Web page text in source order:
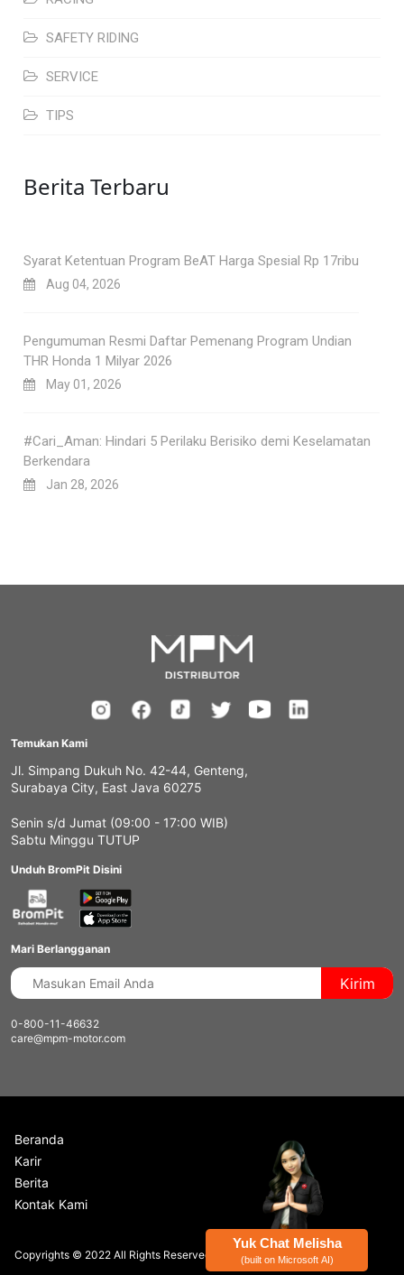
SAFETY RIDING
SERVICE
TIPS
Berita Terbaru
Syarat Ketentuan Program BeAT Harga Spesial Rp 17ribu
Aug 04, 2026
Pengumuman Resmi Daftar Pemenang Program Undian
THR Honda 1 Milyar 2026
May 01, 2026
#Cari_Aman: Hindari 5 Perilaku Berisiko demi Keselamatan
Berkendara
Jan 28, 2026
Temukan Kami
Jl. Simpang Dukuh No. 42-44, Genteng,
Surabaya City, East Java 60275
Senin s/d Jumat (09:00 - 17:00 WIB)
Sabtu Minggu TUTUP
Unduh BromPit Disini
Mari Berlangganan
Kirim
0-800-11-46632
care@mpm-motor.com
Copyrights © 2022 All Rights Reserved by MPM Honda.
Beranda
Karir
Berita
Kontak Kami
Yuk Chat Melisha
(built on Microsoft AI)